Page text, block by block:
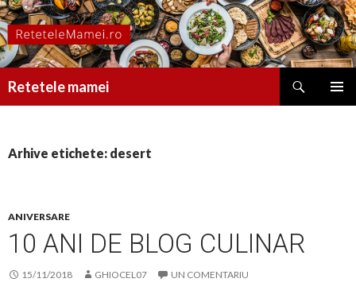
Retetele mamei
Arhive etichete: desert
ANIVERSARE
10 ANI DE BLOG CULINAR
15/11/2018 GHIOCEL07 UN COMENTARIU